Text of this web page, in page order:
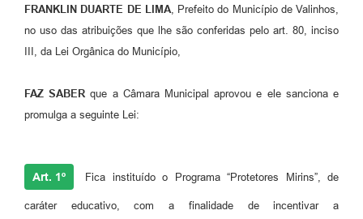
Contas Públicas
A Prefeitura
Enquete
FRANKLIN DUARTE DE LIMA, Prefeito do Município de Valinhos,
no uso das atribuições que lhe são conferidas pelo art. 80, inciso
III, da Lei Orgânica do Município,
FAZ SABERque a Câmara Municipal aprovou e ele sanciona e
promulga a seguinte Lei:
Art. 1º Fica instituído o Programa “Protetores Mirins”, de
caráter educativo, com a finalidade de incentivar a